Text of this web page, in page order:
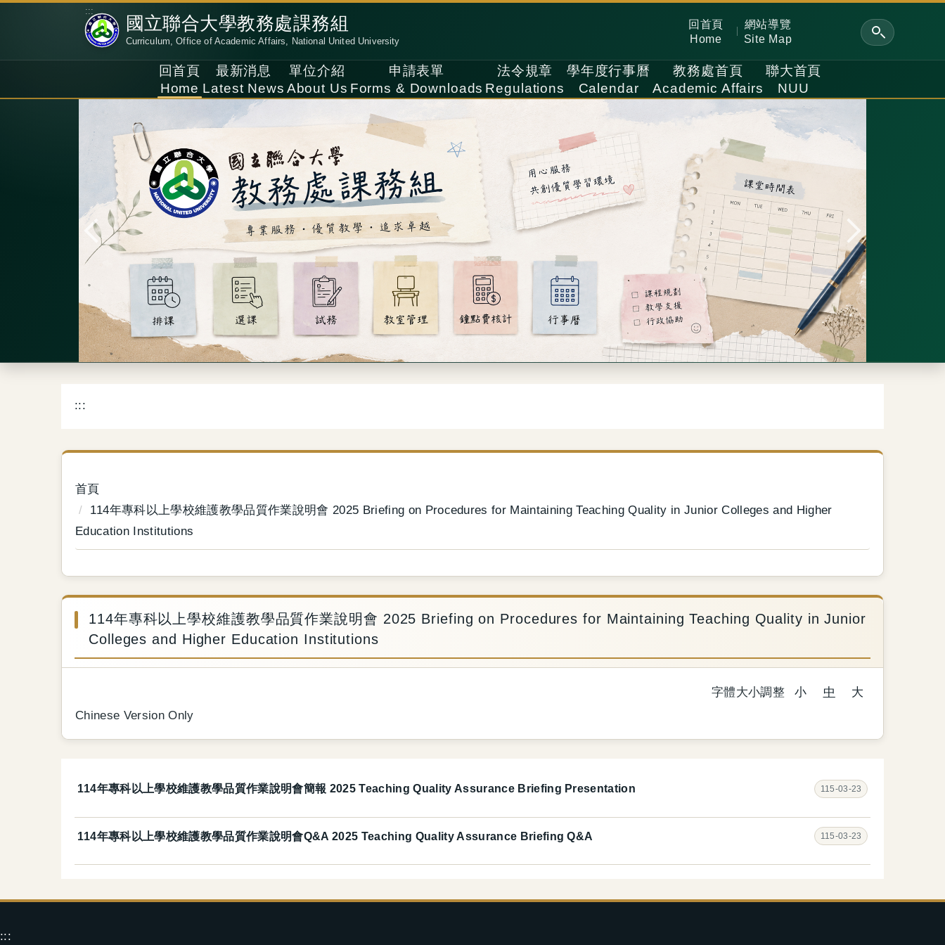
:::
國立聯合大學教務處課務組
Curriculum, Office of Academic Affairs, National United University
回首頁
Home
網站導覽
Site Map
回首頁
Home
最新消息
Latest News
單位介紹
About Us
申請表單
Forms & Downloads
法令規章
Regulations
學年度行事曆
Calendar
教務處首頁
Academic Affairs
聯大首頁
NUU
:::
首頁
114年專科以上學校維護教學品質作業說明會 2025 Briefing on Procedures for Maintaining Teaching Quality in Junior Colleges and Higher
Education Institutions
114年專科以上學校維護教學品質作業說明會 2025 Briefing on Procedures for Maintaining Teaching Quality in Junior
Colleges and Higher Education Institutions
字體大小調整 小 中
大
Chinese Version Only
114年專科以上學校維護教學品質作業說明會簡報 2025 Teaching Quality Assurance Briefing Presentation 115-03-23
114年專科以上學校維護教學品質作業說明會Q&A 2025 Teaching Quality Assurance Briefing Q&A 115-03-23
:::